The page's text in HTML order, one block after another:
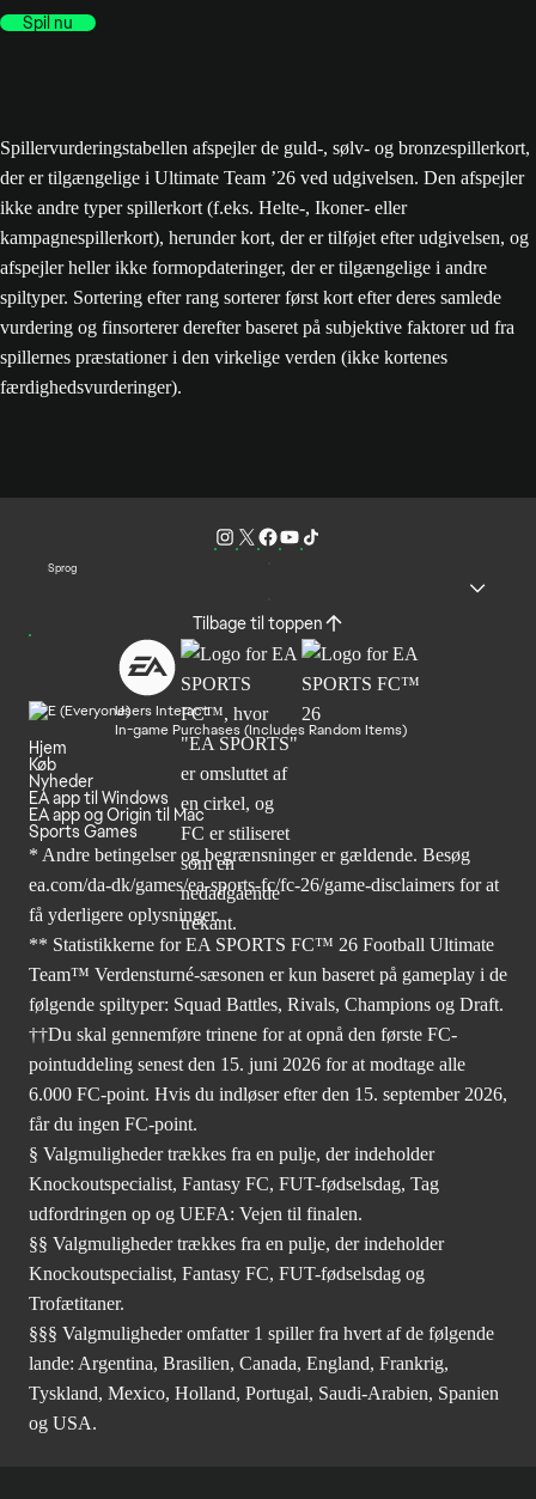
Spil nu
Spillervurderingstabellen afspejler de guld-, sølv- og bronzespillerkort,
der er tilgængelige i Ultimate Team ’26 ved udgivelsen. Den afspejler
ikke andre typer spillerkort (f.eks. Helte-, Ikoner- eller
kampagnespillerkort), herunder kort, der er tilføjet efter udgivelsen, og
afspejler heller ikke formopdateringer, der er tilgængelige i andre
spiltyper. Sortering efter rang sorterer først kort efter deres samlede
vurdering og finsorterer derefter baseret på subjektive faktorer ud fra
spillernes præstationer i den virkelige verden (ikke kortenes
færdighedsvurderinger).
Sprog
Tilbage til toppen
Users Interact
In-game Purchases (Includes Random Items)
Hjem
Køb
Nyheder
EA app til Windows
EA app og Origin til Mac
Sports Games
* Andre betingelser og begrænsninger er gældende. Besøg
ea.com/da-dk/games/ea-sports-fc/fc-26/game-disclaimers for at
få yderligere oplysninger.
** Statistikkerne for EA SPORTS FC™ 26 Football Ultimate
Team™ Verdensturné-sæsonen er kun baseret på gameplay i de
følgende spiltyper: Squad Battles, Rivals, Champions og Draft.
††Du skal gennemføre trinene for at opnå den første FC-
pointuddeling senest den 15. juni 2026 for at modtage alle
6.000 FC-point. Hvis du indløser efter den 15. september 2026,
får du ingen FC-point.
§ Valgmuligheder trækkes fra en pulje, der indeholder
Knockoutspecialist, Fantasy FC, FUT-fødselsdag, Tag
udfordringen op og UEFA: Vejen til finalen.
§§ Valgmuligheder trækkes fra en pulje, der indeholder
Knockoutspecialist, Fantasy FC, FUT-fødselsdag og
Trofætitaner.
§§§ Valgmuligheder omfatter 1 spiller fra hvert af de følgende
lande: Argentina, Brasilien, Canada, England, Frankrig,
Tyskland, Mexico, Holland, Portugal, Saudi-Arabien, Spanien
og USA.